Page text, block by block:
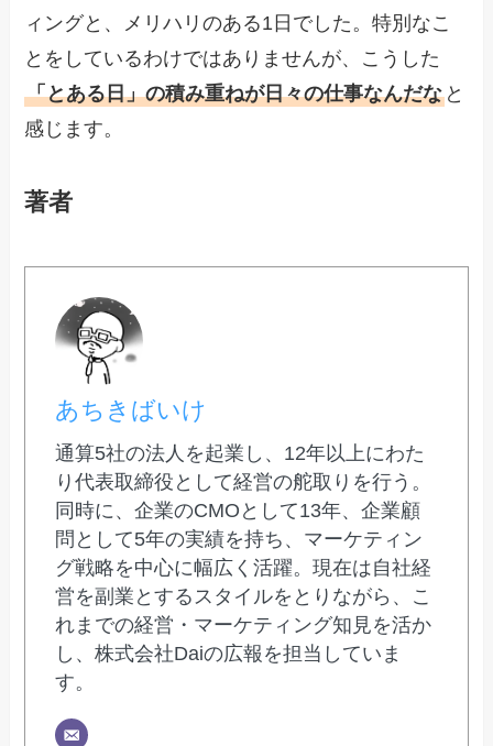
ィングと、メリハリのある1日でした。特別なこ
とをしているわけではありませんが、こうした
「とある日」の積み重ねが日々の仕事なんだな と
感じます。
著者
あちきばいけ
通算5社の法人を起業し、12年以上にわた
り代表取締役として経営の舵取りを行う。
同時に、企業のCMOとして13年、企業顧
問として5年の実績を持ち、マーケティン
グ戦略を中心に幅広く活躍。現在は自社経
営を副業とするスタイルをとりながら、こ
れまでの経営・マーケティング知見を活か
し、株式会社Daiの広報を担当していま
す。